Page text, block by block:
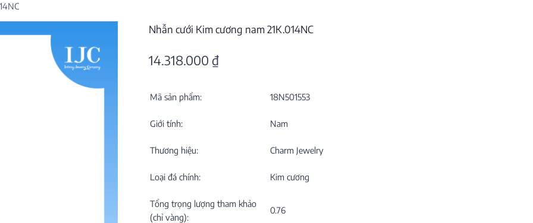
Nhẫn cưới Kim cương nam 21K.014NC
14.318.000 ₫
Mã sản phẩm: 18N501553
Giới tính: Nam
Thương hiệu: Charm Jewelry
Loại đá chính: Kim cương
Tổng trọng lượng tham khảo
(chỉ vàng):
0.76